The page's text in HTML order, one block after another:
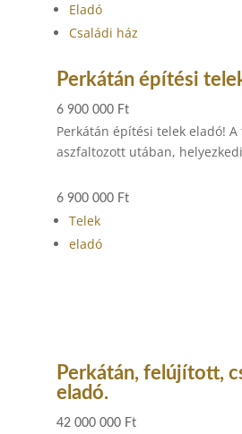
Eladó
Családi ház
Perkátán építési
6 900 000 Ft
Perkátán építési telek eladó! A
aszfaltozott utában,
6 900 000 Ft
Telek
eladó
Perkátán, felújított,
eladó.
42 000 000 Ft